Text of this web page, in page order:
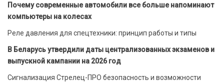
Почему современные автомобили все больше напоминают
компьютеры на колесах
Реле давления для спецтехники: принцип работы и типы
В Беларусь утвердили даты централизованных экзаменов и
выпускной кампании на 2026 год
Сигнализация Стрелец-ПРО безопасность и возможности